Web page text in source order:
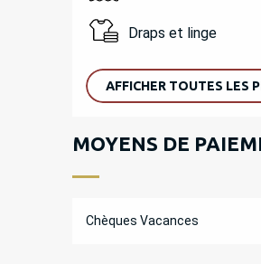
Draps et linge
AFFICHER TOUTES LES
MOYENS DE
Chèques Vacances